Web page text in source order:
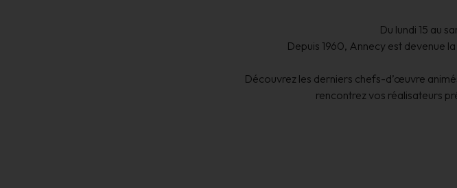
Du lundi 15 au
Depuis 1960, Annecy est devenue
Découvrez les derniers chefs-d’œuvre
rencontrez vos réalisateurs